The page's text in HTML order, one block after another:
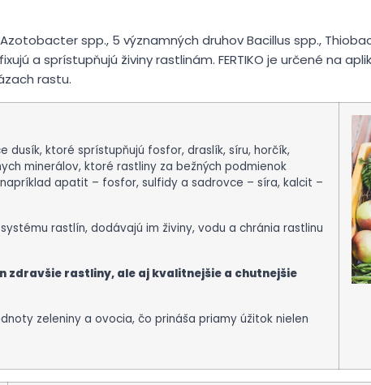
spp., 5 významných druhov Bacillus spp.,
a sprístupňujú živiny rastlinám. FERTIKO je určené na
rastu.
dusík, ktoré sprístupňujú fosfor, draslík, síru, horčík,
minerálov, ktoré rastliny za bežných podmienok
apatit – fosfor, sulfidy a sadrovce – síra, kalcit –
rastlín, dodávajú im živiny, vodu a chránia rastlinu
zdravšie rastliny, ale aj kvalitnejšie a chutnejšie
zeleniny a ovocia, čo prináša priamy úžitok nielen